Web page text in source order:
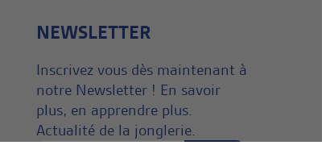
NEWSLETTER
Inscrivez vous dès maintenant à
notre Newsletter ! En savoir
plus, en apprendre plus.
Actualité de la jonglerie.